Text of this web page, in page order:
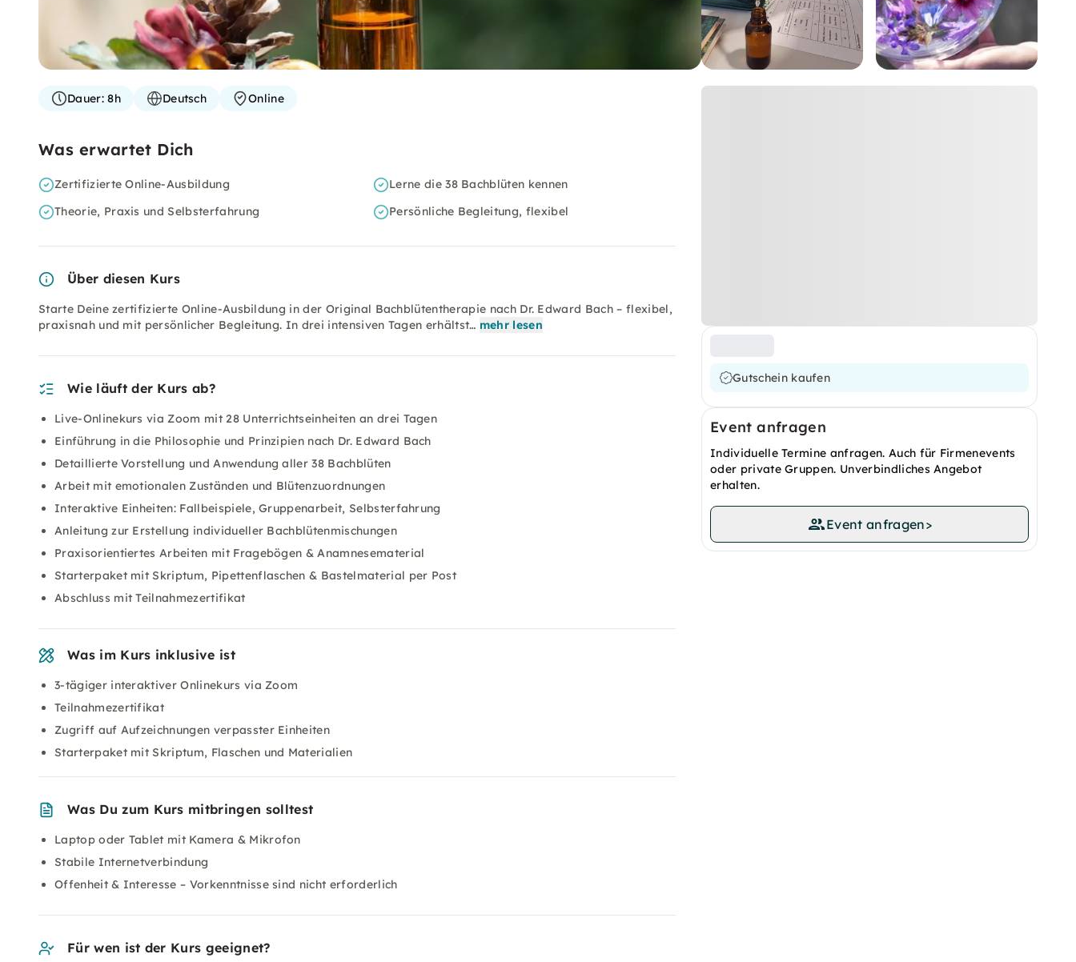
Gutschein kaufen
Event anfragen
Individuelle Termine anfragen. Auch für Firmenevents
oder private Gruppen. Unverbindliches Angebot
erhalten.
Event anfragen>
Dauer:8h Deutsch Online
Was erwartet Dich
Zertifizierte Online-Ausbildung
Lerne die 38 Bachblüten kennen
Theorie, Praxis und Selbsterfahrung
Persönliche Begleitung, flexibel
Über diesen Kurs
Starte Deine zertifizierte Online-Ausbildung in der Original Bachblütentherapie nach Dr. Edward Bach – flexibel,
praxisnah und mit persönlicher Begleitung. In drei intensiven Tagen erhältst… mehr lesen
Wie läuft der Kurs ab?
Live-Onlinekurs via Zoom mit 28 Unterrichtseinheiten an drei Tagen
Einführung in die Philosophie und Prinzipien nach Dr. Edward Bach
Detaillierte Vorstellung und Anwendung aller 38 Bachblüten
Arbeit mit emotionalen Zuständen und Blütenzuordnungen
Interaktive Einheiten: Fallbeispiele, Gruppenarbeit, Selbsterfahrung
Anleitung zur Erstellung individueller Bachblütenmischungen
Praxisorientiertes Arbeiten mit Fragebögen & Anamnesematerial
Starterpaket mit Skriptum, Pipettenflaschen & Bastelmaterial per Post
Abschluss mit Teilnahmezertifikat
Was im Kurs inklusive ist
3-tägiger interaktiver Onlinekurs via Zoom
Teilnahmezertifikat
Zugriff auf Aufzeichnungen verpasster Einheiten
Starterpaket mit Skriptum, Flaschen und Materialien
Was Du zum Kurs mitbringen solltest
Laptop oder Tablet mit Kamera & Mikrofon
Stabile Internetverbindung
Offenheit & Interesse – Vorkenntnisse sind nicht erforderlich
Für wen ist der Kurs geeignet?